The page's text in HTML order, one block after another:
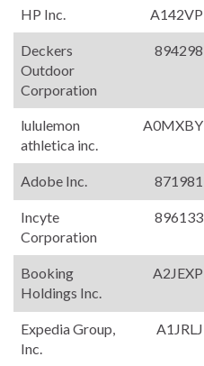
HP Inc. A142VP
Deckers
Outdoor
Corporation
894298
lululemon
athletica inc.
A0MXBY
Adobe Inc. 871981
Incyte
Corporation
896133
Booking
Holdings Inc.
A2JEXP
Expedia Group,
Inc.
A1JRLJ